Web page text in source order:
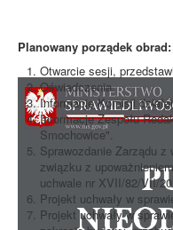
Planowany porządek obrad:
Otwarcie sesji,
Oświadczenia.
Informacje Komisji
Informacje Zespołu
Smochowice".
Sprawozdanie Zarządu
związku z
uchwale nr XVII/82/VII/
Projekt uchwały w
Projekt uchwały w